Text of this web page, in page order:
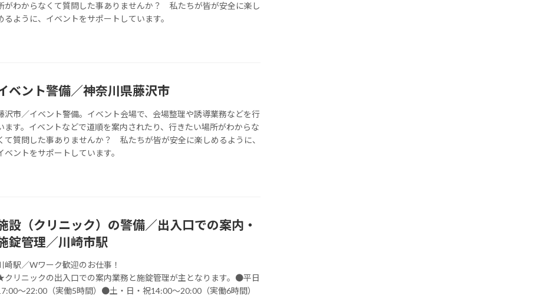
がわからなくて質問した事ありませんか？ 私たちが皆が安全に楽し
るように、イベントをサポートしています。
ベント警備／神奈川県藤沢市
沢市／イベント警備。イベント会場で、会場整理や誘導業務などを行
ます。イベントなどで道順を案内されたり、行きたい場所がわからな
て質問した事ありませんか？ 私たちが皆が安全に楽しめるように、
ベントをサポートしています。
設（クリニック）の警備／出入口での案内・
錠管理／川崎市駅
崎駅／Wワーク歓迎のお仕事！
クリニックの出入口での案内業務と施錠管理が主となります。●平日
～22:00（実働5時間）●土・日・祝14:00～20:00（実働6時間）